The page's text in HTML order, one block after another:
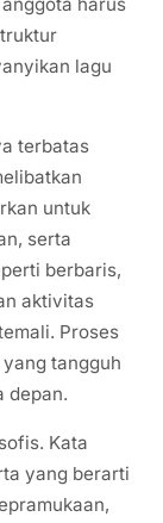
lagu
terbatas
untuk
serta
berbaris,
aktivitas
Proses
tangguh
depan.
Kata
yang berarti